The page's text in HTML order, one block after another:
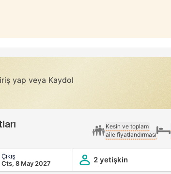
yap veya Kaydol
Kesin ve toplam
aile fiyatlandırması
Çıkış
Cts, 8 May 2027
2 yetişkin